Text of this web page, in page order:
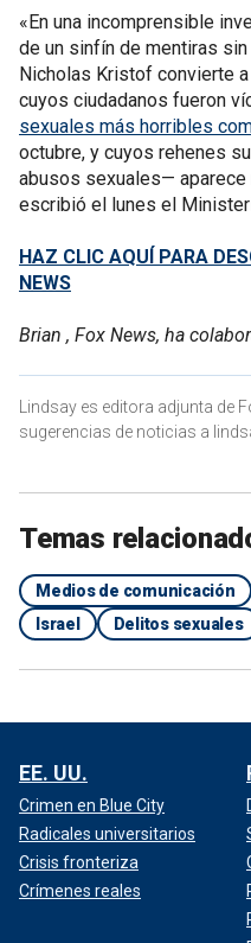
«En una incomprensible
de un sinfín de mentiras
Nicholas Kristof convierte
cuyos ciudadanos fueron
sexuales más horribles
octubre, y cuyos rehenes
abusos sexuales—
escribió el lunes el
HAZ CLIC AQUÍ PARA
NEWS
Brian , Fox News, ha
Lindsay es editora adjunta de
sugerencias de noticias a
Temas
Medios de comunicación
Israel
Delitos sexuales
EE. UU.
Crimen en Blue City
Radicales universitarios
Crisis fronteriza
Crímenes reales